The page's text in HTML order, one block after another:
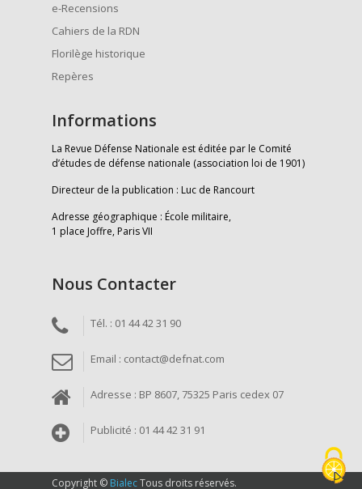
e-Recensions
Cahiers de la RDN
Florilège historique
Repères
Informations
La Revue Défense Nationale est éditée par le Comité
d’études de défense nationale (association loi de 1901)
Directeur de la publication : Luc de Rancourt
Adresse géographique : École militaire,
1 place Joffre, Paris VII
Nous Contacter
Tél. : 01 44 42 31 90
Email : contact@defnat.com
Adresse : BP 8607, 75325 Paris cedex 07
Publicité : 01 44 42 31 91
Copyright © BialecTous droits réservés.